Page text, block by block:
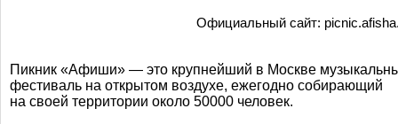
Официальный сайт:
Пикник «Афиши» — это крупнейший в Москве
фестиваль на открытом воздухе, ежегодно собирающий
на своей территории около 50000 человек.